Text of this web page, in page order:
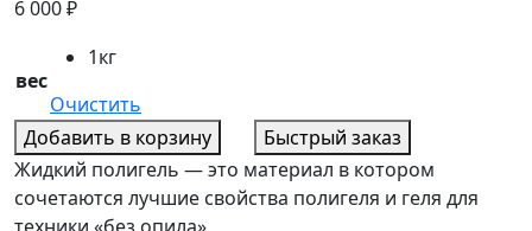
6 000₽
вес
1кг
Очистить
Добавить в корзину
Быстрый заказ
Жидкий полигель — это материал в котором
сочетаются лучшие свойства полигеля и геля для